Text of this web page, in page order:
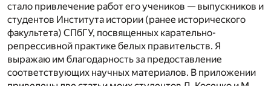
стало привлечение работ его учеников — выпускников и
студентов Института истории (ранее исторического
факультета) СПбГУ, посвященных карательно-
репрессивной практике белых правительств. Я
выражаю им благодарность за предоставление
соответствующих научных материалов. В приложении